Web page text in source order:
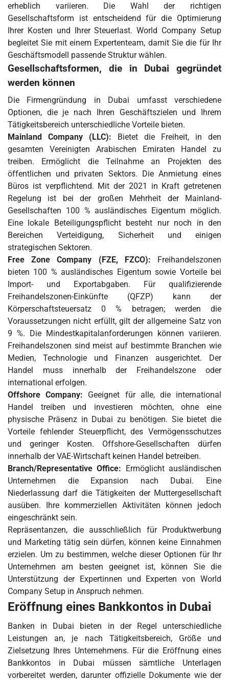
erheblich variieren. Die Wahl der richtigen
Gesellschaftsform ist entscheidend für die Optimierung
Ihrer Kosten und Ihrer Steuerlast. World Company Setup
begleitet Sie mit einem Expertenteam, damit Sie die für Ihr
Geschäftsmodell passende Struktur wählen.
Gesellschaftsformen, die in Dubai gegründet
werden können
Die Firmengründung in Dubai umfasst verschiedene
Optionen, die je nach Ihren Geschäftszielen und Ihrem
Tätigkeitsbereich unterschiedliche Vorteile bieten.
Mainland Company (LLC): Bietet die Freiheit, in den
gesamten Vereinigten Arabischen Emiraten Handel zu
treiben. Ermöglicht die Teilnahme an Projekten des
öffentlichen und privaten Sektors. Die Anmietung eines
Büros ist verpflichtend. Mit der 2021 in Kraft getretenen
Regelung ist bei der großen Mehrheit der Mainland-
Gesellschaften 100 % ausländisches Eigentum möglich.
Eine lokale Beteiligungspflicht besteht nur noch in den
Bereichen Verteidigung, Sicherheit und einigen
strategischen Sektoren.
Free Zone Company (FZE, FZCO): Freihandelszonen
bieten 100 % ausländisches Eigentum sowie Vorteile bei
Import- und Exportabgaben. Für qualifizierende
Freihandelszonen-Einkünfte (QFZP) kann der
Körperschaftsteuersatz 0 % betragen; werden die
Voraussetzungen nicht erfüllt, gilt der allgemeine Satz von
9 %. Die Mindestkapitalanforderungen können variieren.
Freihandelszonen sind meist auf bestimmte Branchen wie
Medien, Technologie und Finanzen ausgerichtet. Der
Handel muss innerhalb der Freihandelszone oder
international erfolgen.
Offshore Company: Geeignet für alle, die international
Handel treiben und investieren möchten, ohne eine
physische Präsenz in Dubai zu benötigen. Sie bietet die
Vorteile fehlender Steuerpflicht, des Vermögensschutzes
und geringer Kosten. Offshore-Gesellschaften dürfen
innerhalb der VAE-Wirtschaft keinen Handel betreiben.
Branch/Representative Office: Ermöglicht ausländischen
Unternehmen die Expansion nach Dubai. Eine
Niederlassung darf die Tätigkeiten der Muttergesellschaft
ausüben. Ihre kommerziellen Aktivitäten können jedoch
eingeschränkt sein.
Repräsentanzen, die ausschließlich für Produktwerbung
und Marketing tätig sein dürfen, können keine Einnahmen
erzielen. Um zu bestimmen, welche dieser Optionen für Ihr
Unternehmen am besten geeignet ist, können Sie die
Unterstützung der Expertinnen und Experten von World
Company Setup in Anspruch nehmen.
Eröffnung eines Bankkontos in Dubai
Banken in Dubai bieten in der Regel unterschiedliche
Leistungen an, je nach Tätigkeitsbereich, Größe und
Zielsetzung Ihres Unternehmens. Für die Eröffnung eines
Bankkontos in Dubai müssen sämtliche Unterlagen
vorbereitet werden, darunter offizielle Dokumente wie der